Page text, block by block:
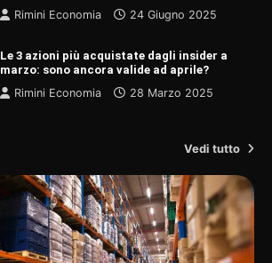
Rimini Economia
24 Giugno 2025
Le 3 azioni più acquistate dagli insider a
marzo: sono ancora valide ad aprile?
Rimini Economia
28 Marzo 2025
Vedi tutto